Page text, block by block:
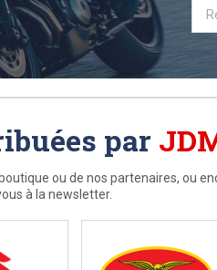
par
ou de nos partenaires, ou
à la newsletter.